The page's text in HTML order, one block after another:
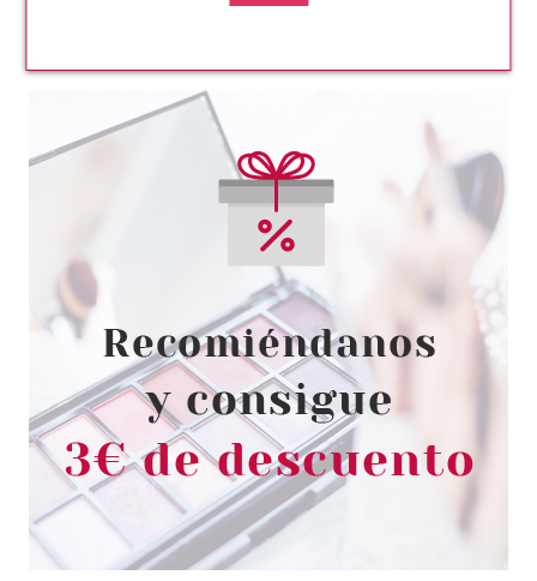
L´OCCITANE EN PROVENCE
L'OCCITANE EN PROVENCE
IMMORTELLE PRECIEUSE
FLUIDE 50 ML
Pvr 54.00€
-32%
desde
36.99€